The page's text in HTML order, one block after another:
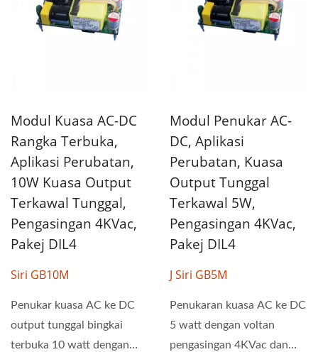
Modul Kuasa AC-DC
Rangka Terbuka,
Aplikasi Perubatan,
10W Kuasa Output
Terkawal Tunggal,
Pengasingan 4KVac,
Pakej DIL4
Siri GB10M
Penukar kuasa AC ke DC
output tunggal bingkai
terbuka 10 watt dengan
Modul Penukar AC-
DC, Aplikasi
Perubatan, Kuasa
Output Tunggal
Terkawal 5W,
Pengasingan 4KVac,
Pakej DIL4
J Siri GB5M
Penukaran kuasa AC ke DC
5 watt dengan voltan
pengasingan 4KVac dan